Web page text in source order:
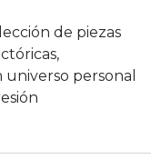
de piezas
personal